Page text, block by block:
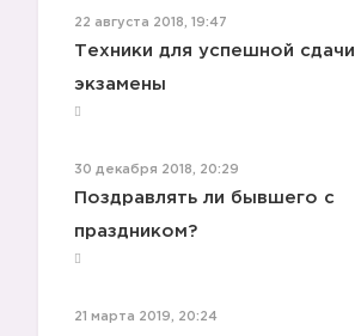
22 августа 2018, 19:47
Техники для успешной сдачи
экзамены
30 декабря 2018, 20:29
Поздравлять ли бывшего с
праздником?
21 марта 2019, 20:24